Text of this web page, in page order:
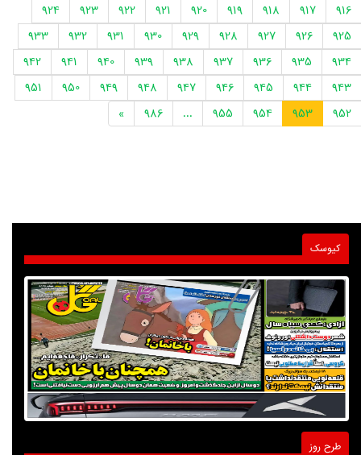
916
917
918
919
920
921
922
923
924
925
926
927
928
929
930
931
932
933
934
935
936
937
938
939
940
941
942
943
944
945
946
947
948
949
950
951
952
953
954
955
...
986
»
کیوسک
طرح روز